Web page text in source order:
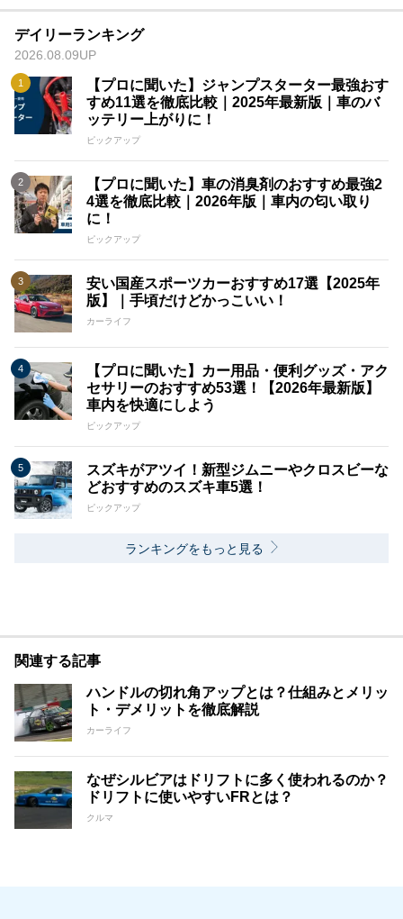
デイリーランキング
2026.08.09UP
【プロに聞いた】ジャンプスターター最強おす
すめ11選を徹底比較｜2025年最新版｜車のバ
ッテリー上がりに！
ピックアップ
【プロに聞いた】車の消臭剤のおすすめ最強2
4選を徹底比較｜2026年版｜車内の匂い取り
に！
ピックアップ
安い国産スポーツカーおすすめ17選【2025年
版】｜手頃だけどかっこいい！
カーライフ
【プロに聞いた】カー用品・便利グッズ・アク
セサリーのおすすめ53選！【2026年最新版】
車内を快適にしよう
ピックアップ
スズキがアツイ！新型ジムニーやクロスビーな
どおすすめのスズキ車5選！
ピックアップ
ランキングをもっと見る
関連する記事
ハンドルの切れ角アップとは？仕組みとメリッ
ト・デメリットを徹底解説
カーライフ
なぜシルビアはドリフトに多く使われるのか？
ドリフトに使いやすいFRとは？
クルマ